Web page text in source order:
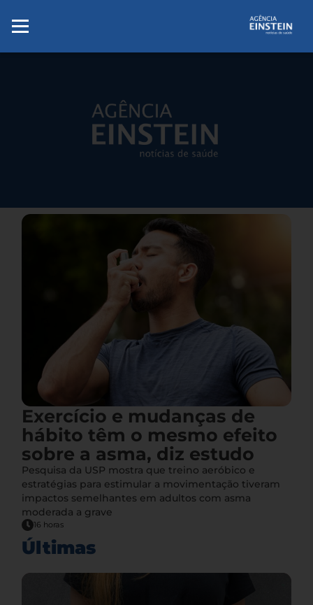
Exercício e mudanças de
hábito têm o mesmo efeito
sobre a asma, diz estudo
Pesquisa da USP mostra que treino aeróbico e
estratégias para estimular a movimentação tiveram
impactos semelhantes em adultos com asma
moderada a grave
16 horas
Últimas